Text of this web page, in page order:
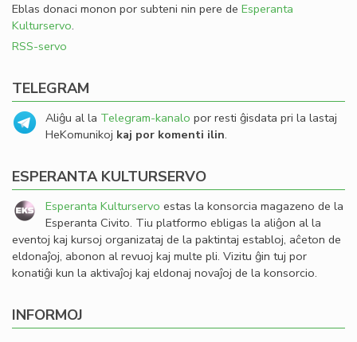
Eblas donaci monon por subteni nin pere de Esperanta
Kulturservo.
RSS-servo
TELEGRAM
Aliĝu al la Telegram-kanalo por resti ĝisdata pri la lastaj
HeKomunikoj kaj por komenti ilin.
ESPERANTA KULTURSERVO
Esperanta Kulturservo estas la konsorcia magazeno de la
Esperanta Civito. Tiu platformo ebligas la aliĝon al la
eventoj kaj kursoj organizataj de la paktintaj establoj, aĉeton de
eldonaĵoj, abonon al revuoj kaj multe pli. Vizitu ĝin tuj por
konatiĝi kun la aktivaĵoj kaj eldonaj novaĵoj de la konsorcio.
INFORMOJ